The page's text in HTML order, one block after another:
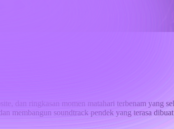
dan ringkasan momen matahari terbenam yang
membangun soundtrack pendek yang terasa